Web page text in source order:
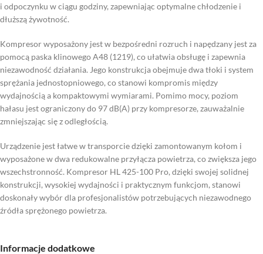
i odpoczynku w ciągu godziny, zapewniając optymalne chłodzenie i
dłuższą żywotność.
Kompresor wyposażony jest w bezpośredni rozruch i napędzany jest za
pomocą paska klinowego A48 (1219), co ułatwia obsługę i zapewnia
niezawodność działania. Jego konstrukcja obejmuje dwa tłoki i system
sprężania jednostopniowego, co stanowi kompromis między
wydajnością a kompaktowymi wymiarami. Pomimo mocy, poziom
hałasu jest ograniczony do 97 dB(A) przy kompresorze, zauważalnie
zmniejszając się z odległością.
Urządzenie jest łatwe w transporcie dzięki zamontowanym kołom i
wyposażone w dwa redukowalne przyłącza powietrza, co zwiększa jego
wszechstronność. Kompresor HL 425-100 Pro, dzięki swojej solidnej
konstrukcji, wysokiej wydajności i praktycznym funkcjom, stanowi
doskonały wybór dla profesjonalistów potrzebujących niezawodnego
źródła sprężonego powietrza.
Informacje dodatkowe